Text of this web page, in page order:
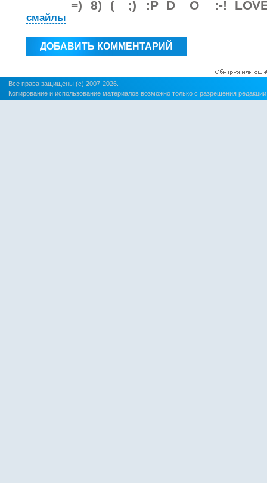
смайлы
Все права защищены (c) 2007-2026.
Копирование и использование материалов возможно только с разрешения